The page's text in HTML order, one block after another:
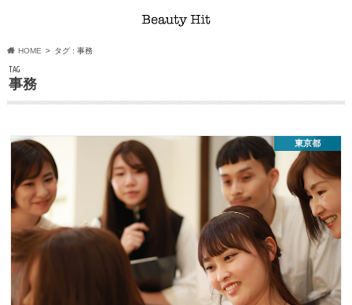
HOME タグ : 事務
TAG
事務
東京都